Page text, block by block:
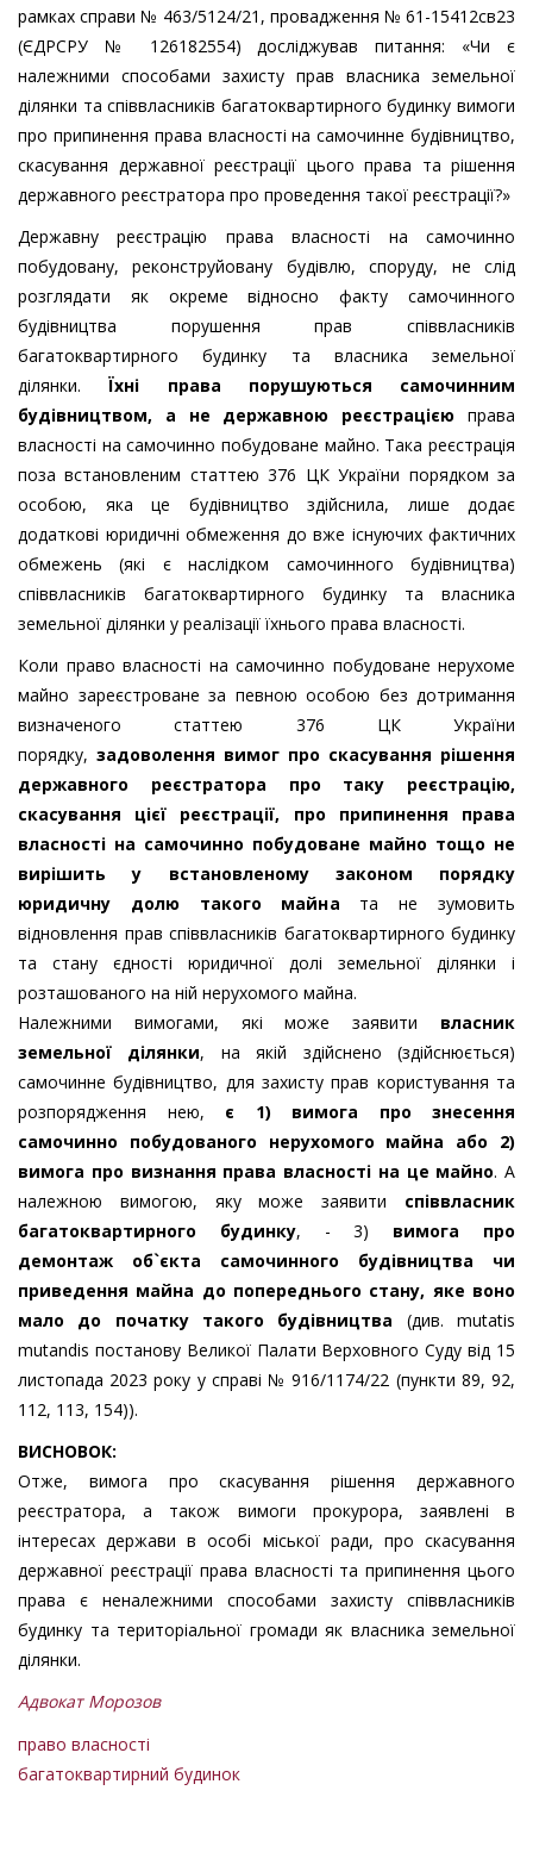
рамках справи № 463/5124/21, провадження № 61-15412св23
(ЄДРСРУ № 126182554) досліджував питання: «Чи є
належними способами захисту прав власника земельної
ділянки та співвласників багатоквартирного будинку вимоги
про припинення права власності на самочинне будівництво,
скасування державної реєстрації цього права та рішення
державного реєстратора про проведення такої реєстрації?»
Державну реєстрацію права власності на самочинно
побудовану, реконструйовану будівлю, споруду, не слід
розглядати як окреме відносно факту самочинного
будівництва порушення прав співвласників
багатоквартирного будинку та власника земельної
ділянки.Їхні права порушуються самочинним
будівництвом, а не державною реєстрацією права
власності на самочинно побудоване майно. Така реєстрація
поза встановленим статтею 376 ЦК України порядком за
особою, яка це будівництво здійснила, лише додає
додаткові юридичні обмеження до вже існуючих фактичних
обмежень (які є наслідком самочинного будівництва)
співвласників багатоквартирного будинку та власника
земельної ділянки у реалізації їхнього права власності.
Коли право власності на самочинно побудоване нерухоме
майно зареєстроване за певною особою без дотримання
визначеного статтею 376 ЦК України
порядку, задоволення вимог про скасування рішення
державного реєстратора про таку реєстрацію,
скасування цієї реєстрації, про припинення права
власності на самочинно побудоване майно тощо не
вирішить у встановленому законом порядку
юридичну долю такого майна та не зумовить
відновлення прав співвласників багатоквартирного будинку
та стану єдності юридичної долі земельної ділянки і
розташованого на ній нерухомого майна.
Належними вимогами, які може заявити власник
земельної ділянки, на якій здійснено (здійснюється)
самочинне будівництво, для захисту прав користування та
розпорядження нею, є 1) вимога про знесення
самочинно побудованого нерухомого майна або 2)
вимога про визнання права власності на це майно. А
належною вимогою, яку може заявити співвласник
багатоквартирного будинку, - 3) вимога про
демонтаж об`єкта самочинного будівництва чи
приведення майна до попереднього стану, яке воно
мало до початку такого будівництва (див. mutatis
mutandis постанову Великої Палати Верховного Суду від 15
листопада 2023 року у справі № 916/1174/22 (пункти 89, 92,
112, 113, 154)).
ВИСНОВОК:
Отже, вимога про скасування рішення державного
реєстратора, а також вимоги прокурора, заявлені в
інтересах держави в особі міської ради, про скасування
державної реєстрації права власності та припинення цього
права є неналежними способами захисту співвласників
будинку та територіальної громади як власника земельної
ділянки.
Адвокат Морозов
право власності
багатоквартирний будинок